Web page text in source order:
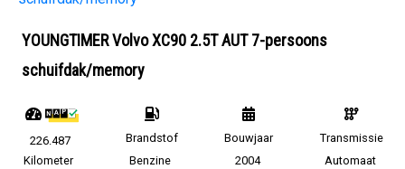
YOUNGTIMER Volvo XC90 2.5T AUT 7-persoons
schuifdak/memory
226.487
Kilometer
Brandstof
Benzine
Bouwjaar
2004
Transmissie
Automaat